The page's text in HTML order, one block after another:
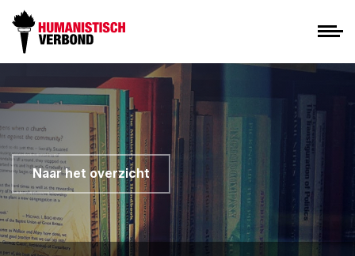
Naar het overzicht